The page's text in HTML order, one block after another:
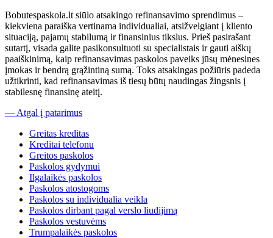
Bobutespaskola.lt siūlo atsakingo refinansavimo sprendimus –
kiekviena paraiška vertinama individualiai, atsižvelgiant į kliento
situaciją, pajamų stabilumą ir finansinius tikslus. Prieš pasirašant
sutartį, visada galite pasikonsultuoti su specialistais ir gauti aiškų
paaiškinimą, kaip refinansavimas paskolos paveiks jūsų mėnesines
įmokas ir bendrą grąžintiną sumą. Toks atsakingas požiūris padeda
užtikrinti, kad refinansavimas iš tiesų būtų naudingas žingsnis į
stabilesnę finansinę ateitį.
— Atgal į patarimus
Greitas kreditas
Kreditai telefonu
Greitos paskolos
Paskolos gydymui
Ilgalaikės paskolos
Paskolos atostogoms
Paskolos su individualia veikla
Paskolos dirbant pagal verslo liudijimą
Paskolos vestuvėms
Trumpalaikės paskolos